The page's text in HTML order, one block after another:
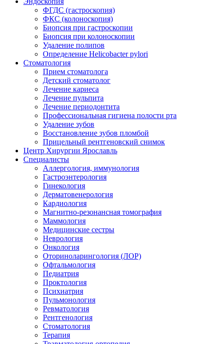
ФГДС (гастроскопия)
ФКС (колоноскопия)
Биопсия при гастроскопии
Биопсия при колоноскопии
Удаление полипов
Определение Helicobacter pylori
Стоматология
Прием стоматолога
Детский стоматолог
Лечение кариеса
Лечение пульпита
Лечение периодонтита
Профессиональная гигиена полости рта
Удаление зубов
Восстановление зубов пломбой
Прицельный рентгеновский снимок
Центр Хирургии Ярославль
Специалисты
Аллергология, иммунология
Гастроэнтерология
Гинекология
Дерматовенерология
Кардиология
Магнитно-резонансная томография
Маммология
Медицинские сестры
Неврология
Онкология
Оториноларингология (ЛОР)
Офтальмология
Педиатрия
Проктология
Психиатрия
Пульмонология
Ревматология
Рентгенология
Стоматология
Терапия